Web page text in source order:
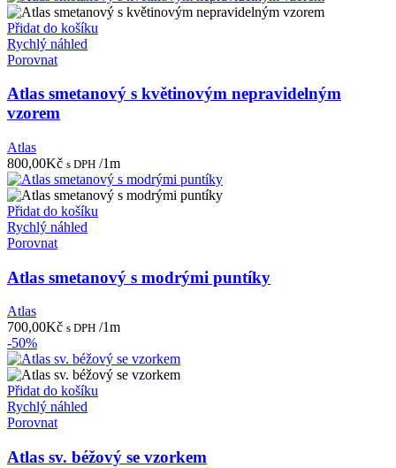
Přidat do košíku
Rychlý náhled
Porovnat
Atlas smetanový s květinovým nepravidelným
vzorem
Atlas
800,00Kč s DPH /1m
Přidat do košíku
Rychlý náhled
Porovnat
Atlas smetanový s modrými puntíky
Atlas
700,00Kč s DPH /1m
-50%
Přidat do košíku
Rychlý náhled
Porovnat
Atlas sv. béžový se vzorkem